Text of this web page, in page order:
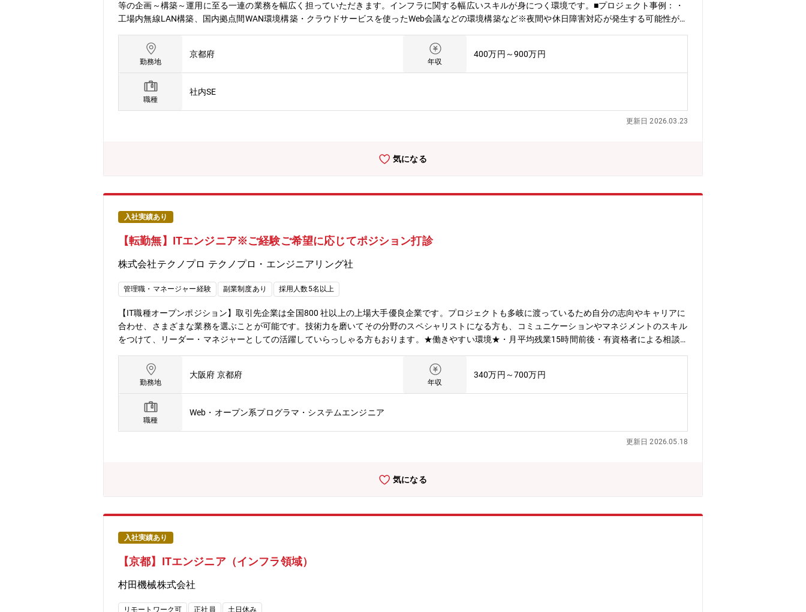
等の企画～構築～運用に至る一連の業務を幅広く担っていただきます。インフラに関する幅広いスキルが身につく環境です。■プロジェクト事例：・
工場内無線LAN構築、国内拠点間WAN環境構築・クラウドサービスを使ったWeb会議などの環境構築など※夜間や休日障害対応が発生する可能性が
a・クラウド：Microsoft365、MicrosoftAzure■同社の特徴：◎概要：伝導・搬送にまつわる部品・ユニット・設備メーカーです。大きく4つの事業
（チェーン／モビリティ／ＭＣ(モーションコントロール)／マテハン）で構成されております。新たな事業や技術開発も厭わずに進み続けるメーカー
でございます。◎トップシェア：チェーン事業ではいずれもグローバル市場でトップの位置を独走中。マテハン事業が展開する多彩なシステム製品に
おいても、国内で自動車塗装ライン搬送システムは約35％、新聞巻取紙給紙システムが約70％を達成しており、他の追随を許さない市場占有率を達
成しています。
勤務地
京都府
年収
400万円～900万円
職種
社内SE
更新日 2026.03.23
気になる
入社実績あり
【転勤無】ITエンジニア※ご経験ご希望に応じてポジション打診
株式会社テクノプロ テクノプロ・エンジニアリング社
管理職・マネージャー経験 副業制度あり 採用人数5名以上
【IT職種オープンポジション】取引先企業は全国800 社以上の上場大手優良企業です。プロジェクトも多岐に渡っているため自分の志向やキャリアに
合わせ、さまざまな業務を選ぶことが可能です。技術力を磨いてその分野のスペシャリストになる方も、コミュニケーションやマネジメントのスキル
をつけて、リーダー・マネジャーとしての活躍していらっしゃる方もおります。★働きやすい環境★・月平均残業15時間前後・有資格者による相談
ドバイザー制度にてエンジニアのキャリアをサポート・研修センターにて基礎/応用技術、資格取得支援など多数講座を用意
勤務地
大阪府 京都府
年収
340万円～700万円
職種
Web・オープン系プログラマ・システムエンジニア
更新日 2026.05.18
気になる
入社実績あり
【京都】ITエンジニア（インフラ領域）
村田機械株式会社
リモートワーク可 正社員 土日休み